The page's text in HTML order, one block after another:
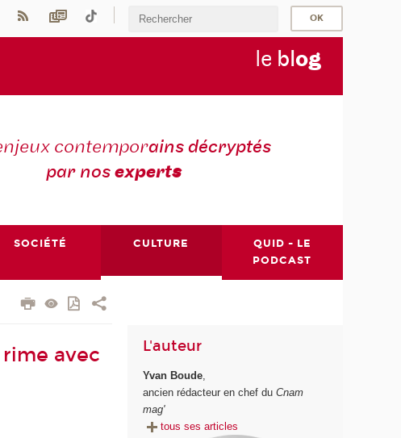
le blog
contemporains décryptés
par nosexperts
SOCIÉTÉ CULTURE
QUID - LE
PODCAST
avec
L'auteur
Yvan Boude,
ancien rédacteur en chef duCnam
mag'
tous ses articles